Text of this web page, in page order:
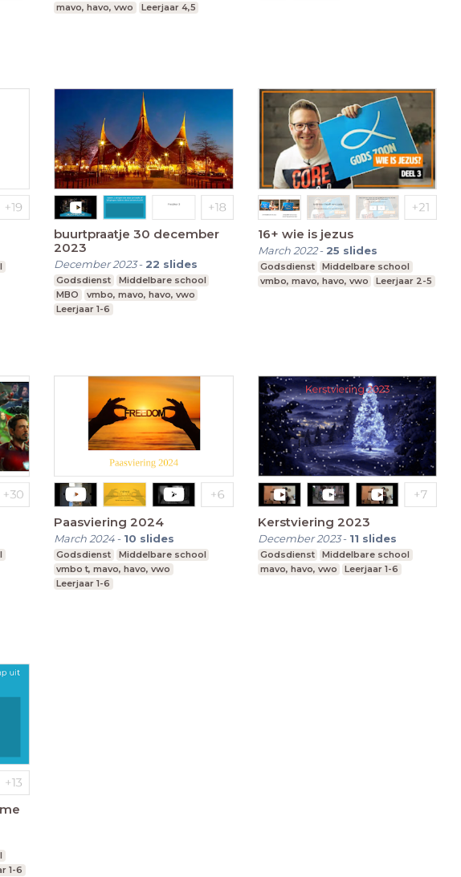
mavo, havo, vwo
Leerjaar 4,5
buurtpraatje 30 december
2023
December 2023- 22 slides
Godsdienst
Middelbare school
MBO
vmbo, mavo, havo, vwo
Leerjaar 1-6
16+ wie is jezus
March 2022- 25 slides
Godsdienst
Middelbare school
vmbo, mavo, havo, vwo
Leerjaar 2-5
Paasviering 2024
March 2024- 10 slides
Godsdienst
Middelbare school
vmbo t, mavo, havo, vwo
Leerjaar 1-6
Kerstviering 2023
December 2023- 11 slides
Godsdienst
Middelbare school
mavo, havo, vwo
Leerjaar 1-6
1-6